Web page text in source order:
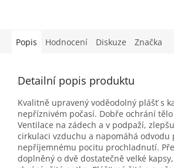
Popis Hodnocení Diskuze Značka
Detailní popis produktu
Kvalitně upravený voděodolný plášť s
nepříznivém počasí. Dobře ochrání
Ventilace na zádech a v podpaží,
cirkulaci vzduchu a napomáhá odvodu
nepříjemnému pocitu prochladnutí.
doplněný o dvě dostatečně velké